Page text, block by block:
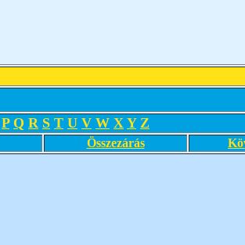
P Q R S T U V W X Y Z
Összezárás